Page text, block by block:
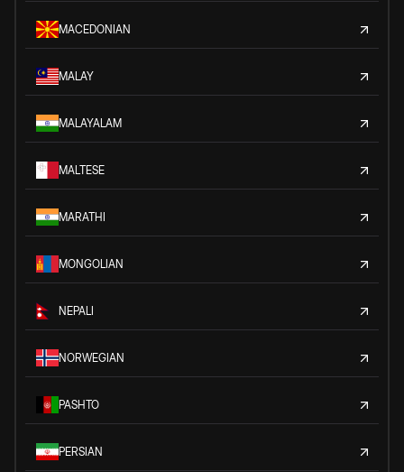
MACEDONIAN
MALAY
MALAYALAM
MALTESE
MARATHI
MONGOLIAN
NEPALI
NORWEGIAN
PASHTO
PERSIAN